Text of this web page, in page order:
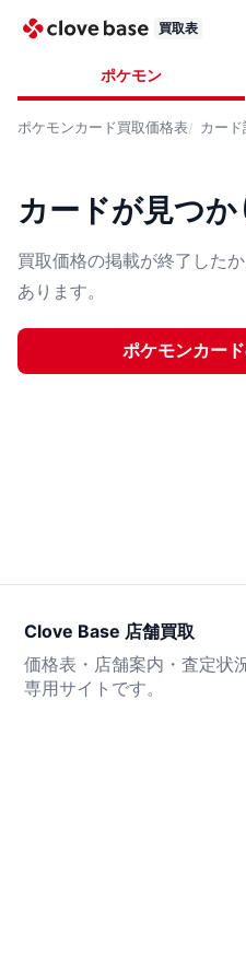
買取表
ポケモン
ポケモンカード買取価格表 カー
カードが見つ
買取価格の掲載が終了した
あります。
ポケモンカード
Clove Base 店舗買取
価格表・店舗案内・査定状
専用サイトです。